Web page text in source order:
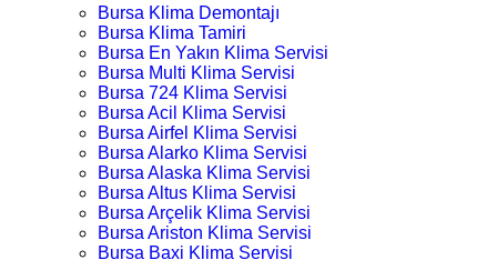
Bursa Klima Demontajı
Bursa Klima Tamiri
Bursa En Yakın Klima Servisi
Bursa Multi Klima Servisi
Bursa 724 Klima Servisi
Bursa Acil Klima Servisi
Bursa Airfel Klima Servisi
Bursa Alarko Klima Servisi
Bursa Alaska Klima Servisi
Bursa Altus Klima Servisi
Bursa Arçelik Klima Servisi
Bursa Ariston Klima Servisi
Bursa Baxi Klima Servisi